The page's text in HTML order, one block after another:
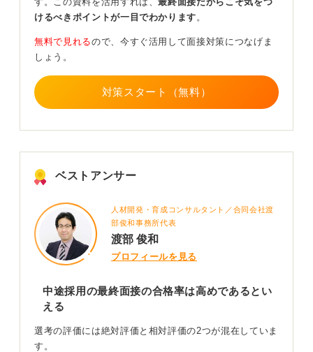
1
けるべきポイントが一目でわかります 。
無料で見れるので、今すぐ活用して面接対策につなげま
しょう。
対策スタート（無料）
ベストアンサー
人材開発・育成コンサルタント／合同会社渡
部俊和事務所代表
渡部 俊和
プロフィールを見る
中途採用の最終面接の合格率は高めであるとい
える
選考の評価には絶対評価と相対評価の2つが混在していま
す。